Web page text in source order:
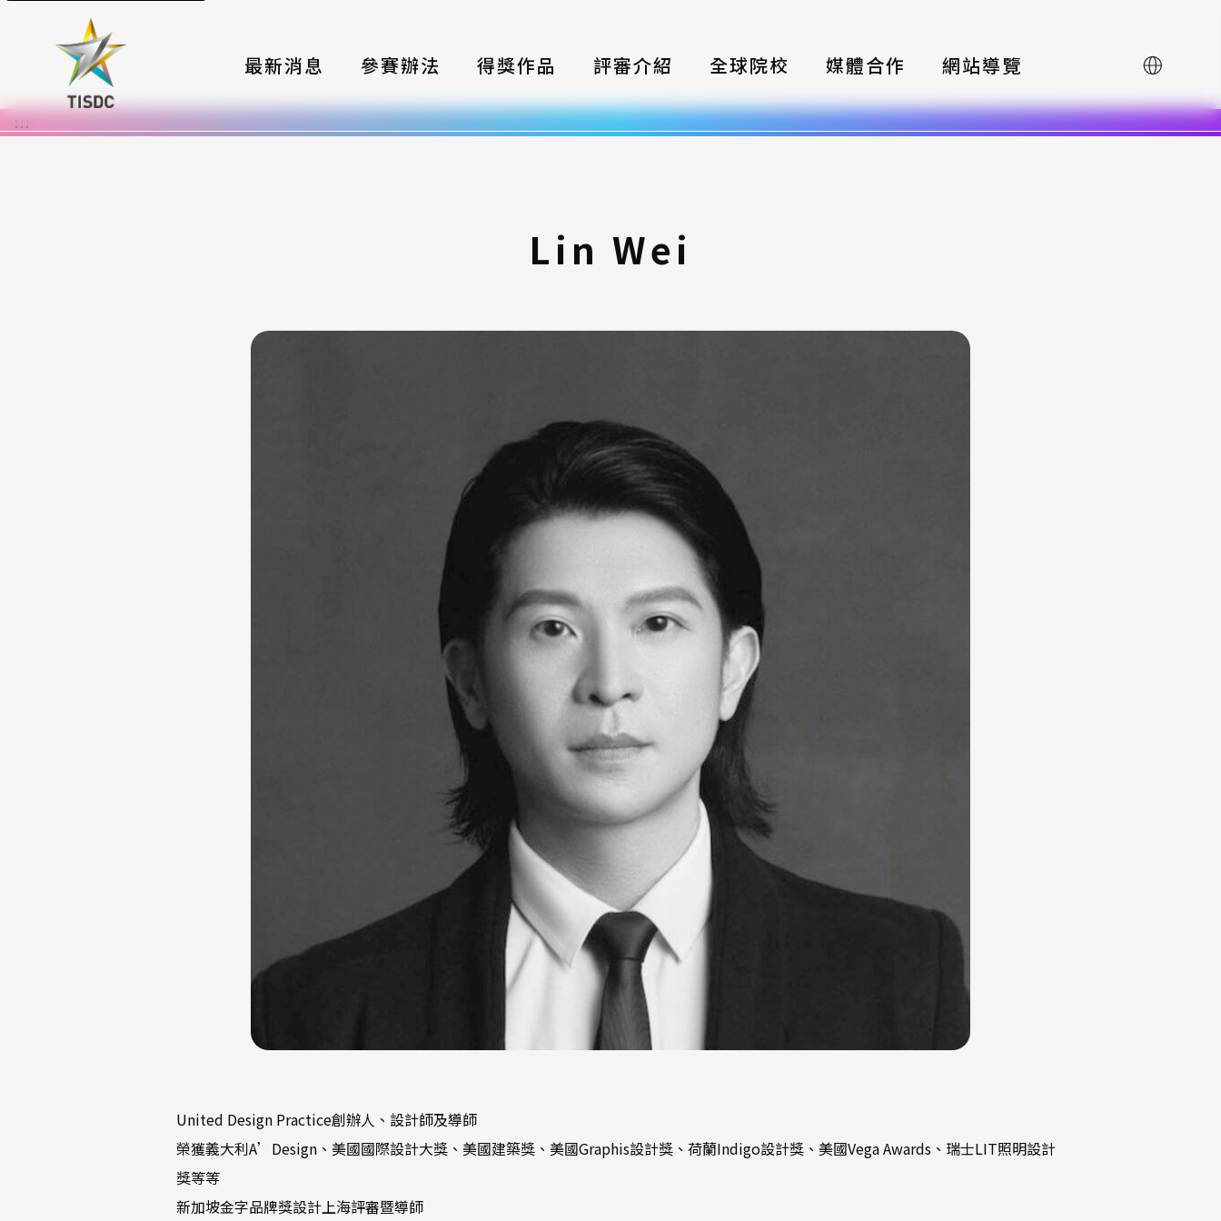
最新消息 參賽辦法
大賽組織
簡章與年鑑
得獎作品 評審介紹 全球院校 媒體合作 網站導覽 English
:::
Lin Wei
United Design Practice創辦人、設計師及導師
榮獲義大利A’Design、美國國際設計大獎、美國建築獎、美國Graphis設計獎、荷蘭Indigo設計獎、美國Vega Awards、瑞士LIT照明設計
獎等等
新加坡金字品牌獎設計上海評審暨導師